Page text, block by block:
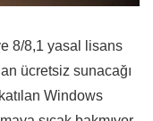
8/8,1 yasal lisans
ücretsiz sunacağı
Windows